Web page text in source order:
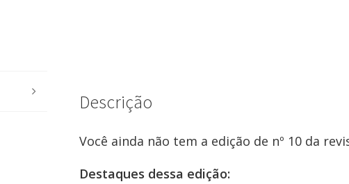
Descrição
Você ainda não tem a edição de nº 10 da
Destaques dessa edição: